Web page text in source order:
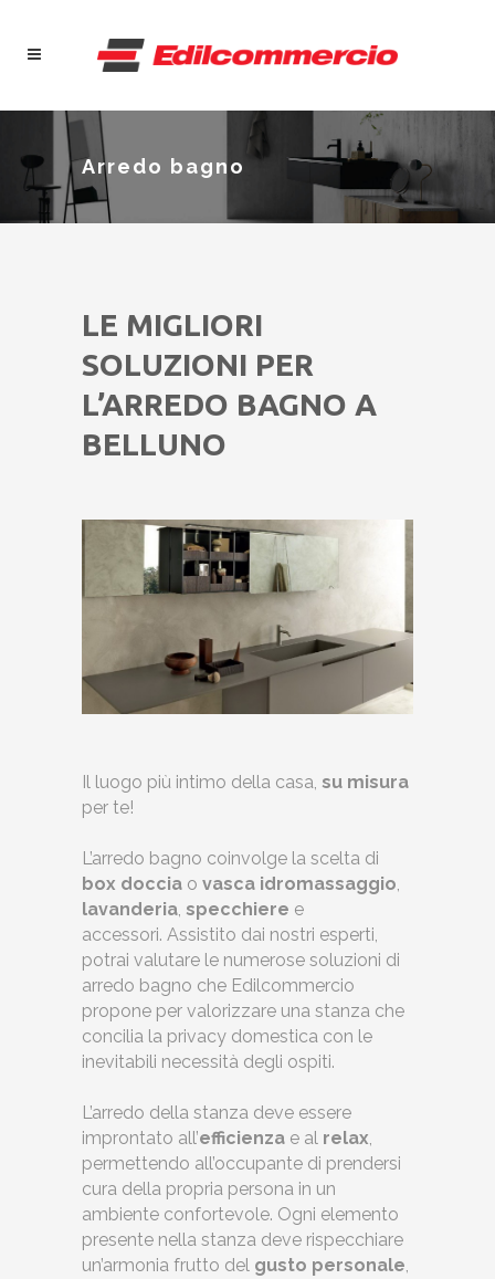
Arredo bagno
LE MIGLIORI
SOLUZIONI PER
L’ARREDO BAGNO A
BELLUNO
Il luogo più intimo della casa, su misura
per te!
L’arredo bagno coinvolge la scelta di
box doccia o vasca idromassaggio,
lavanderia, specchiere e
accessori. Assistito dai nostri esperti,
potrai valutare le numerose soluzioni di
arredo bagno che Edilcommercio
propone per valorizzare una stanza che
concilia la privacy domestica con le
inevitabili necessità degli ospiti.
L’arredo della stanza deve essere
improntato all’efficienza e al relax,
permettendo all’occupante di prendersi
cura della propria persona in un
ambiente confortevole. Ogni elemento
presente nella stanza deve rispecchiare
un’armonia frutto del gusto personale,